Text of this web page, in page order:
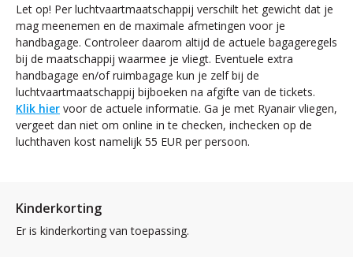
Let op! Per luchtvaartmaatschappij verschilt het gewicht dat je
mag meenemen en de maximale afmetingen voor je
handbagage. Controleer daarom altijd de actuele bagageregels
bij de maatschappij waarmee je vliegt. Eventuele extra
handbagage en/of ruimbagage kun je zelf bij de
luchtvaartmaatschappij bijboeken na afgifte van de tickets.
Klik hier voor de actuele informatie. Ga je met Ryanair vliegen,
vergeet dan niet om online in te checken, inchecken op de
luchthaven kost namelijk 55 EUR per persoon.
Kinderkorting
Er is kinderkorting van toepassing.